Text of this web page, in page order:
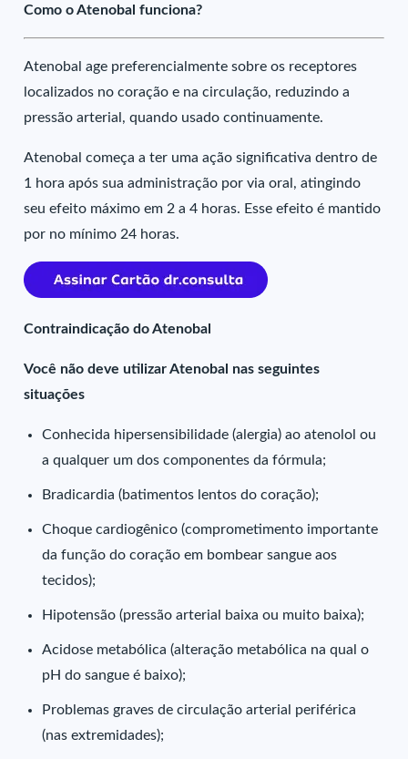
Como o Atenobal funciona?
Atenobal age preferencialmente sobre os receptores
localizados no coração e na circulação, reduzindo a
pressão arterial, quando usado continuamente.
Atenobal começa a ter uma ação significativa dentro de
1 hora após sua administração por via oral, atingindo
seu efeito máximo em 2 a 4 horas. Esse efeito é mantido
por no mínimo 24 horas.
Contraindicação do Atenobal
Você não deve utilizar Atenobal nas seguintes
situações
Conhecida hipersensibilidade (alergia) ao atenolol ou
a qualquer um dos componentes da fórmula;
Bradicardia (batimentos lentos do coração);
Choque cardiogênico (comprometimento importante
da função do coração em bombear sangue aos
tecidos);
Hipotensão (pressão arterial baixa ou muito baixa);
Acidose metabólica (alteração metabólica na qual o
pH do sangue é baixo);
Problemas graves de circulação arterial periférica
(nas extremidades);